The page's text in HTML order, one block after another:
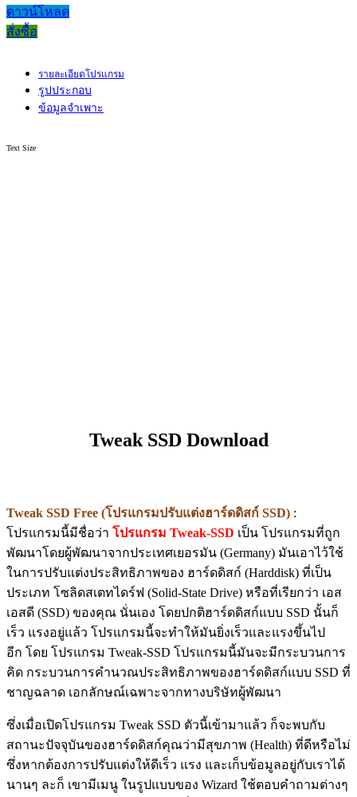
ดาวน์โหลด
สั่งซื้อ
รายละเอียดโปรแกรม
รูปประกอบ
ข้อมูลจำเพาะ
Text Size
Tweak SSD Download
Tweak SSD Free (โปรแกรมปรับแต่งฮาร์ดดิสก์ SSD) :
โปรแกรมนี้มีชื่อว่า โปรแกรม Tweak-SSD เป็น โปรแกรมที่ถูก
พัฒนาโดยผู้พัฒนาจากประเทศเยอรมัน (Germany) มันเอาไว้ใช้
ในการปรับแต่งประสิทธิภาพของ ฮาร์ดดิสก์ (Harddisk) ที่เป็น
ประเภท โซลิดสเตทไดร์ฟ (Solid-State Drive) หรือที่เรียกว่า เอส
เอสดี (SSD) ของคุณ นั่นเอง โดยปกติฮาร์ดดิสก์แบบ SSD นั้นก็
เร็ว แรงอยู่แล้ว โปรแกรมนี้จะทำให้มันยิ่งเร็วและแรงขึ้นไป
อีก โดย โปรแกรม Tweak-SSD โปรแกรมนี้มันจะมีกระบวนการ
คิด กระบวนการคำนวณประสิทธิภาพของฮาร์ดดิสก์แบบ SSD ที่
ชาญฉลาด เอกลักษณ์เฉพาะจากทางบริษัทผู้พัฒนา
ซึ่งเมื่อเปิดโปรแกรม Tweak SSD ตัวนี้เข้ามาแล้ว ก็จะพบกับ
สถานะปัจจุบันของฮาร์ดดิสก์คุณว่ามีสุขภาพ (Health) ที่ดีหรือไม่
ซึ่งหากต้องการปรับแต่งให้ดีเร็ว แรง และเก็บข้อมูลอยู่กับเราได้
นานๆ ละก็ เขามีเมนู ในรูปแบบของ Wizard ใช้ตอบคำถามต่างๆ